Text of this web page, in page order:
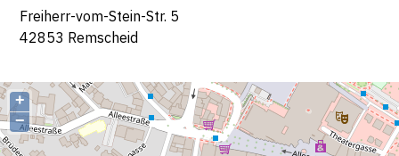
Freiherr-vom-Stein-Str. 5
42853 Remscheid